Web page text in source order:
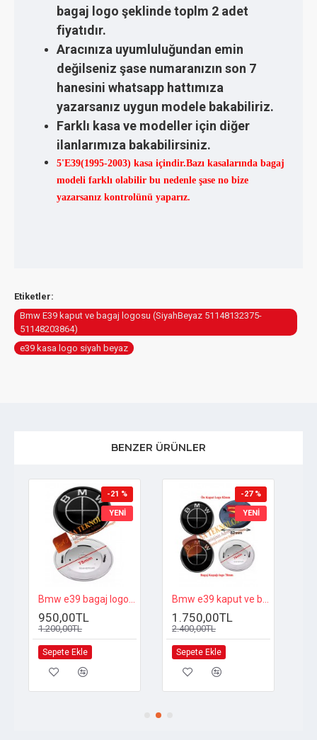
bagaj logo şeklinde toplm 2 adet
fiyatıdır.
Aracınıza uyumluluğundan emin
değilseniz şase numaranızın son 7
hanesini whatsapp hattımıza
yazarsanız uygun modele bakabiliriz.
Farklı kasa ve modeller için diğer
ilanlarımıza bakabilirsiniz.
5'E39(1995-2003) kasa içindir.Bazı kasalarında bagaj
modeli farklı olabilir bu nedenle şase no bize
yazarsanız kontrolünü yaparız.
Etiketler:
Bmw E39 kaput ve bagaj logosu (SiyahBeyaz 51148132375-
51148203864)
e39 kasa logo siyah beyaz
BENZER ÜRÜNLER
YENI
-21 %
950,00TL
1.200,00TL
Sepete Ekle
YENI
-27 %
1.750,00TL
2.400,00TL
Sepete Ekle